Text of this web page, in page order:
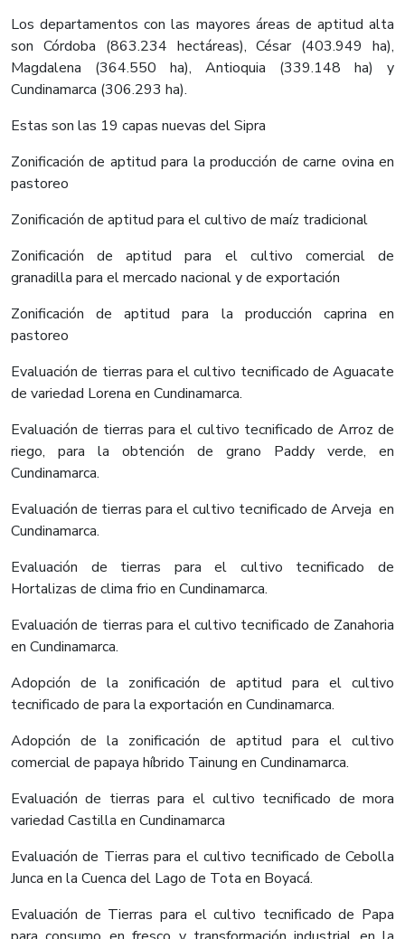
Los departamentos con las mayores áreas de aptitud alta
son Córdoba (863.234 hectáreas), César (403.949 ha),
Magdalena (364.550 ha), Antioquia (339.148 ha) y
Cundinamarca (306.293 ha).
Estas son las 19 capas nuevas del Sipra
Zonificación de aptitud para la producción de carne ovina en
pastoreo
Zonificación de aptitud para el cultivo de maíz tradicional
Zonificación de aptitud para el cultivo comercial de
granadilla para el mercado nacional y de exportación
Zonificación de aptitud para la producción caprina en
pastoreo
Evaluación de tierras para el cultivo tecnificado de Aguacate
de variedad Lorena en Cundinamarca.
Evaluación de tierras para el cultivo tecnificado de Arroz de
riego, para la obtención de grano Paddy verde, en
Cundinamarca.
Evaluación de tierras para el cultivo tecnificado de Arveja en
Cundinamarca.
Evaluación de tierras para el cultivo tecnificado de
Hortalizas de clima frio en Cundinamarca.
Evaluación de tierras para el cultivo tecnificado de Zanahoria
en Cundinamarca.
Adopción de la zonificación de aptitud para el cultivo
tecnificado de para la exportación en Cundinamarca.
Adopción de la zonificación de aptitud para el cultivo
comercial de papaya híbrido Tainung en Cundinamarca.
Evaluación de tierras para el cultivo tecnificado de mora
variedad Castilla en Cundinamarca
Evaluación de Tierras para el cultivo tecnificado de Cebolla
Junca en la Cuenca del Lago de Tota en Boyacá.
Evaluación de Tierras para el cultivo tecnificado de Papa